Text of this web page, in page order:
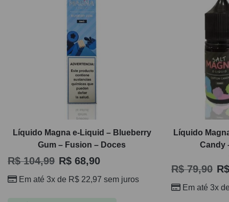
Líquido Magna e-Liquid – Blueberry
Gum – Fusion – Doces
R$104,99 R$ 68,90
Em até 3x de R$ 22,97 sem juros
Líquido
Candy
R$79,90 R$
Em até 3x